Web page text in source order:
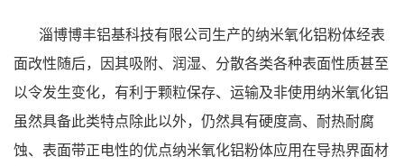
淄博博丰铝基科技有限公司生产的纳米氧化铝粉体经表
面改性随后，因其吸附、润湿、分散各类各种表面性质甚至
以令发生变化，有利于颗粒保存、运输及非使用纳米氧化铝
虽然具备此类特点除此以外，仍然具有硬度高、耐热耐腐
蚀、表面带正电性的优点纳米氧化铝粉体应用在导热界面材